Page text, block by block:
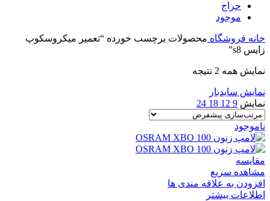
حراج
موجود
خانه فروشگاه محصولات برچسب خورده “تعمیر میکروسکوپ
زایس s8”
نمایش همه 2 نتیجه
نمایش سایدبار
نمایش 9
12
18
24
ناموجود
مقایسه
مشاهده سریع
افزودن به علاقه مندی ها
اطلاعات بیشتر